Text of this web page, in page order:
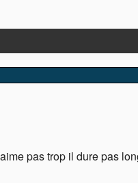
pas trop il dure pas